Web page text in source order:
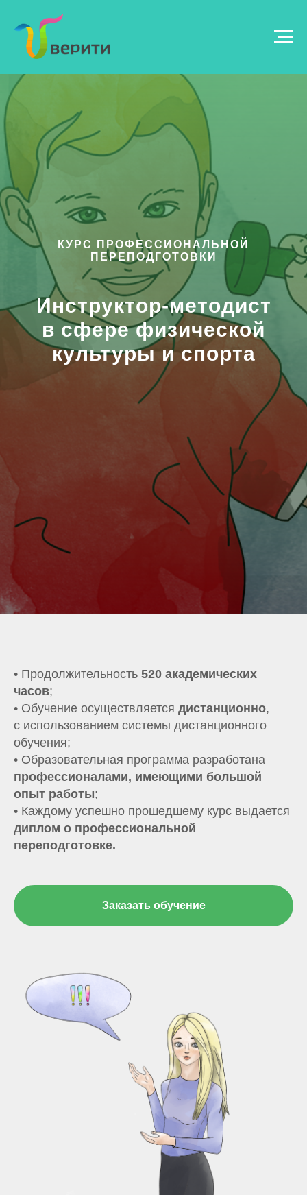
КУРС ПРОФЕССИОНАЛЬНОЙ
ПЕРЕПОДГОТОВКИ
Инструктор-методист
в сфере физической
культуры и спорта
• Продолжительность 520 академических
часов;
• Обучение осуществляется дистанционно,
с использованием системы дистанционного
обучения;
• Образовательная программа разработана
профессионалами, имеющими большой
опыт работы;
• Каждому успешно прошедшему курс выдается
диплом о профессиональной
переподготовке.
Заказать обучение